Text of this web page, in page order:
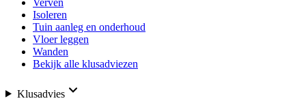
Isoleren
Tuin aanleg en onderhoud
Vloer leggen
Wanden
Bekijk alle klusadviezen
Klusadvies